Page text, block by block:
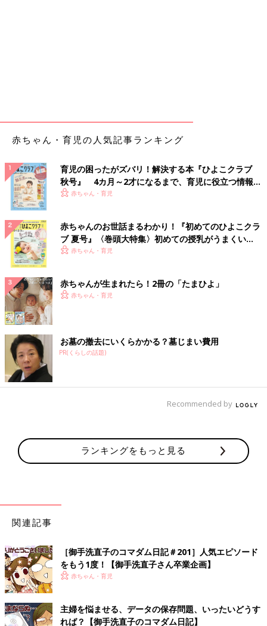
を表彰してほしい。
続巻には姉の死についても収録
――ご家族はさぞショックでしたでしょうね。
御手洗 姉のことはずっと大好きなんですが、脳が現実逃避し
てるのかいまだにすごく悲しいという感じではなくて、もう会え
ないっていうのもあまり実感が無いですね～。
赤ちゃん・育児の人気記事ランキング
育児の困ったがズバリ！解決する本『ひよこクラブ
秋号』 4カ月～2才になるまで、育児に役立つ情報が
いっぱい！
赤ちゃん・育児
赤ちゃんのお世話まるわかり！『初めてのひよこクラ
ブ 夏号』〈巻頭大特集〉初めての授乳がうまくい
く！ おっぱい・ミルクの基本と夏のトラブル 解決テ
赤ちゃん・育児
赤ちゃんが生まれたら！2冊の「たまひよ」
赤ちゃん・育児
お墓の撤去にいくらかかる？墓じまい費用
PR(くらしの話題)
Recommended by
ランキングをもっと見る
関連記事
［御手洗直子のコマダム日記＃201］人気エピソード
をもう1度！【御手洗直子さん卒業企画】
赤ちゃん・育児
主婦を悩ませる、データの保存問題、いったいどうす
れば？【御手洗直子のコマダム日記】